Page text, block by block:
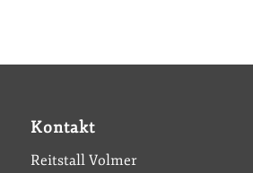
Kontakt
Reitstall Volmer